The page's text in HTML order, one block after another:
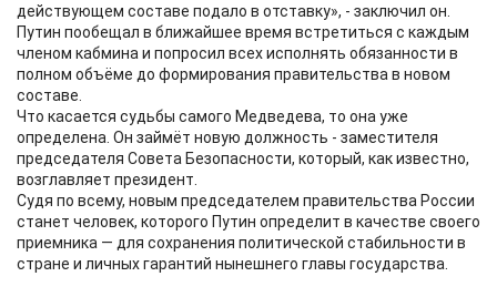
действующем составе подало в отставку», - заключил он.
Путин пообещал в ближайшее время встретиться с каждым
членом кабмина и попросил всех исполнять обязанности в
полном объёме до формирования правительства в новом
составе.
Что касается судьбы самого Медведева, то она уже
определена. Он займёт новую должность - заместителя
председателя Совета Безопасности, который, как известно,
возглавляет президент.
Судя по всему, новым председателем правительства России
станет человек, которого Путин определит в качестве своего
приемника — для сохранения политической стабильности в
стране и личных гарантий нынешнего главы государства.